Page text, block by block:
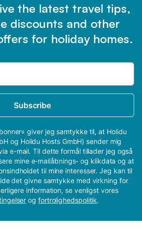
the latest travel tips,
discounts and other
for holiday homes.
Subscribe
giver jeg samtykke til, at Holidu
og Holidu Hosts GmbH) sender mig
e-mail. Til dette formål tillader jeg også
mine e-mailåbnings- og klikdata og at
til mine interesser. Jeg kan til
det givne samtykke med virkning for
information, se venligst vores
og fortrolighedspolitik.